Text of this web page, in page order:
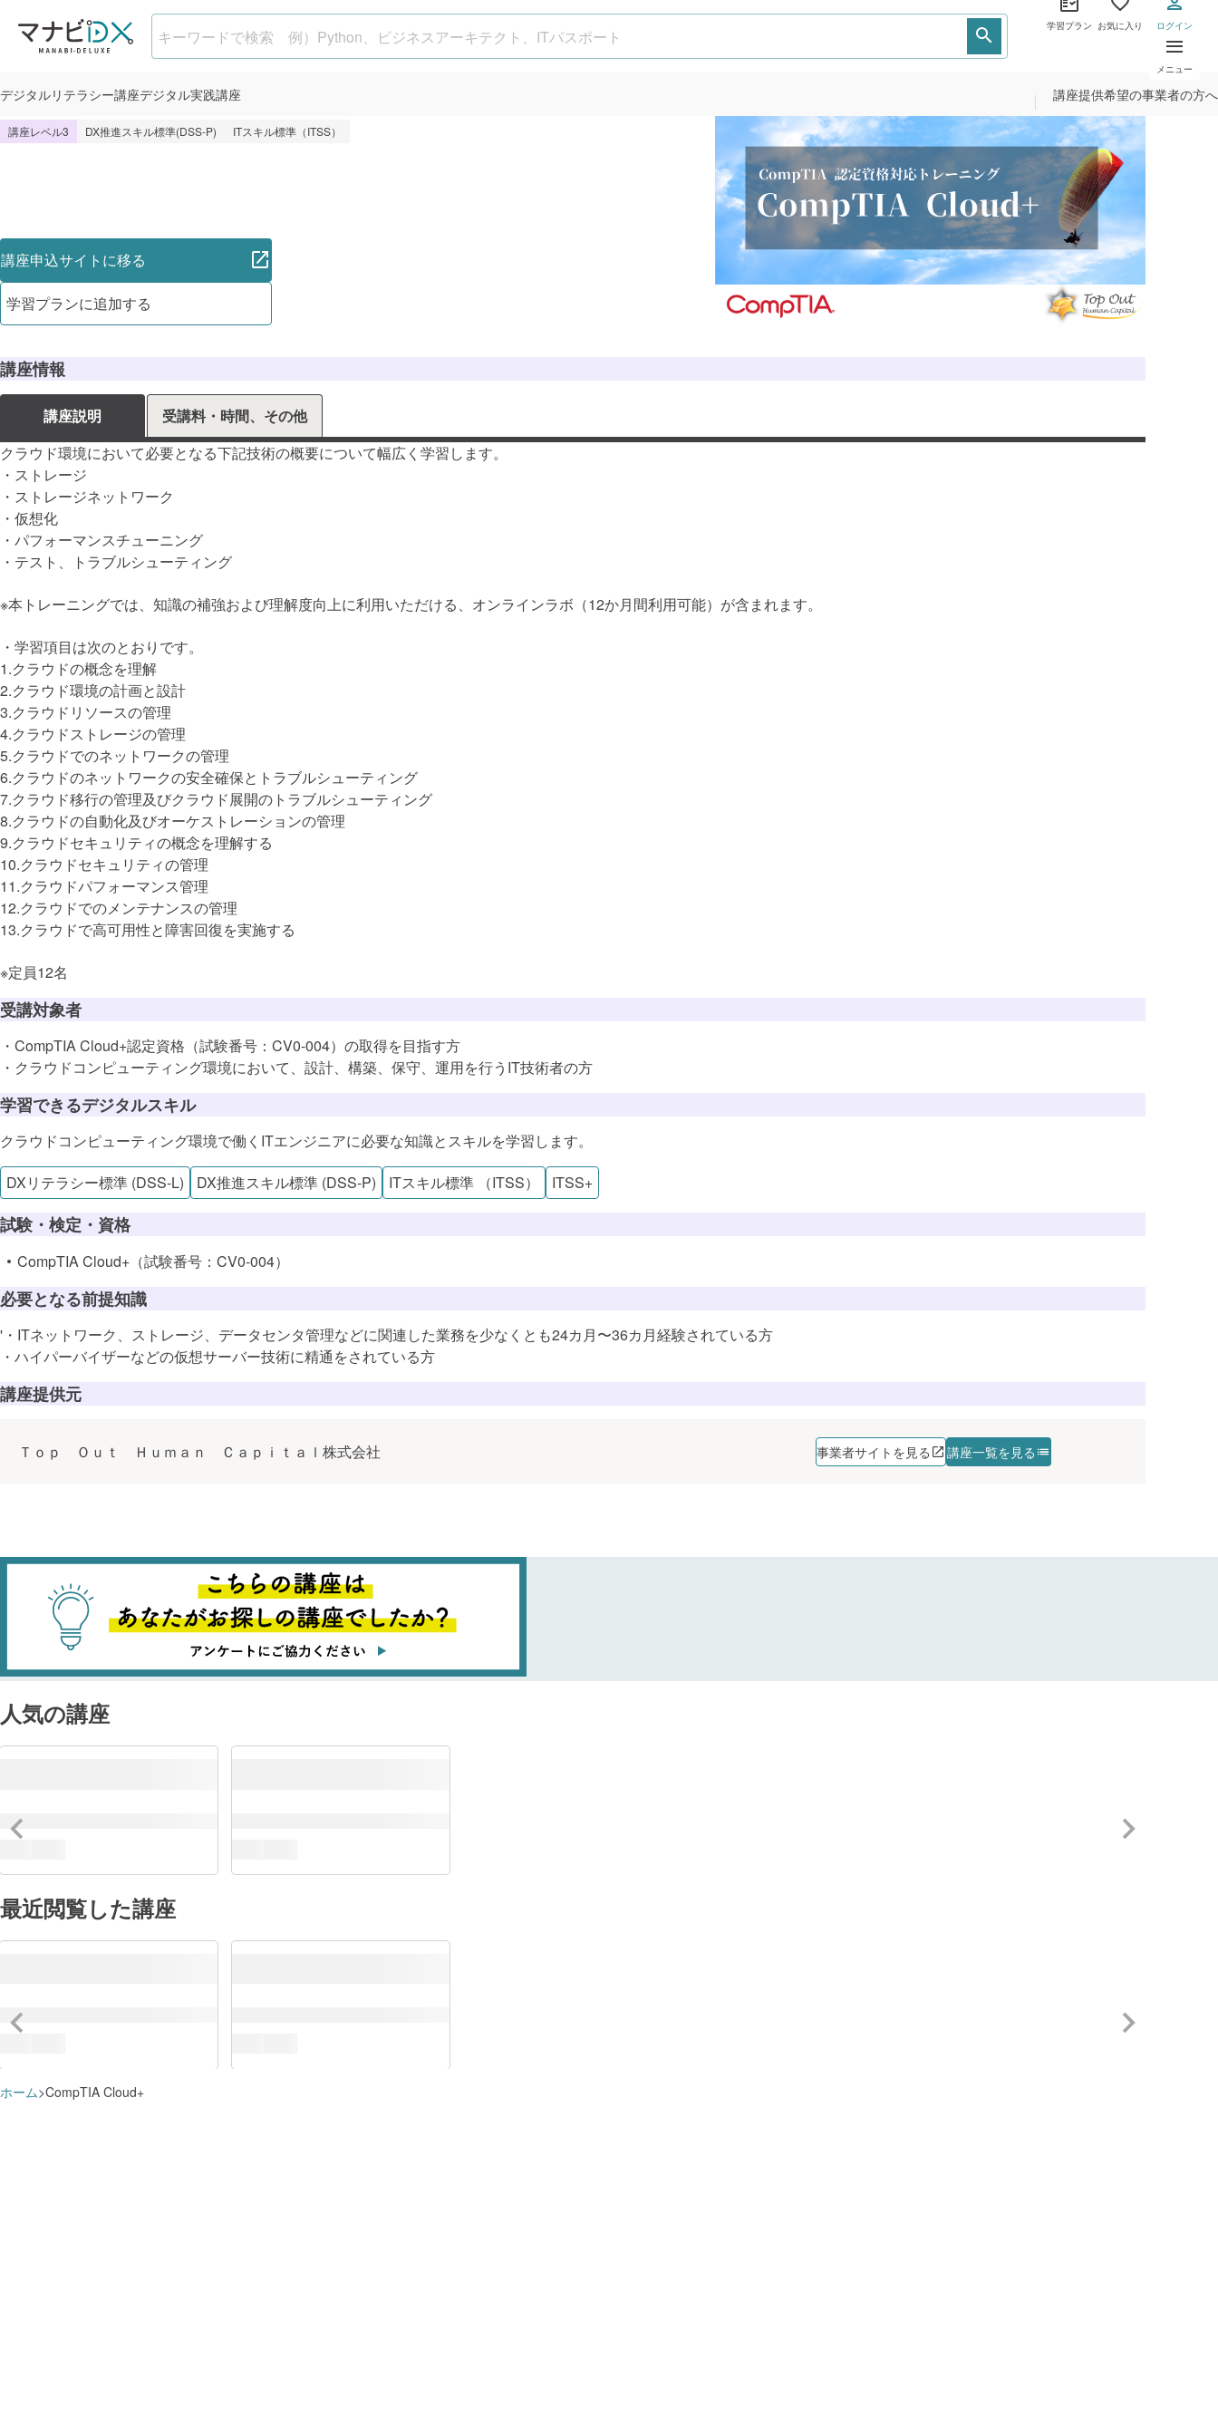
学習プラン お気に入り ログイン
メニュー
デジタルリテラシー講座デジタル実践講座 講座提供希望の事業者の方へ
CompTIA Cloud+
講座レベル3 DX推進スキル標準(DSS-P) ITスキル標準（ITSS）
講座申込サイトに移る
学習プランに追加する
講座情報
講座説明
クラウド環境において必要となる下記技術の概要について幅広く学習します。
・ストレージ
・ストレージネットワーク
・仮想化
・パフォーマンスチューニング
・テスト、トラブルシューティング
※本トレーニングでは、知識の補強および理解度向上に利用いただける、オンラインラボ（12か月間利用可能）が含まれます。
・学習項目は次のとおりです。
1.クラウドの概念を理解
2.クラウド環境の計画と設計
3.クラウドリソースの管理
4.クラウドストレージの管理
5.クラウドでのネットワークの管理
6.クラウドのネットワークの安全確保とトラブルシューティング
7.クラウド移行の管理及びクラウド展開のトラブルシューティング
8.クラウドの自動化及びオーケストレーションの管理
9.クラウドセキュリティの概念を理解する
10.クラウドセキュリティの管理
11.クラウドパフォーマンス管理
12.クラウドでのメンテナンスの管理
13.クラウドで高可用性と障害回復を実施する
※定員12名
受講料・時間、その他
受講対象者
・CompTIA Cloud+認定資格（試験番号：CV0-004）の取得を目指す方
・クラウドコンピューティング環境において、設計、構築、保守、運用を行うIT技術者の方
学習できるデジタルスキル
クラウドコンピューティング環境で働くITエンジニアに必要な知識とスキルを学習します。
DXリテラシー標準 (DSS-L)
DX推進スキル標準 (DSS-P) ITスキル標準 （ITSS） ITSS+
試験・検定・資格
CompTIA Cloud+（試験番号：CV0-004）
必要となる前提知識
'・ITネットワーク、ストレージ、データセンタ管理などに関連した業務を少なくとも24カ月〜36カ月経験されている方
・ハイパーバイザーなどの仮想サーバー技術に精通をされている方
講座提供元
Ｔｏｐ Ｏｕｔ Ｈｕｍａｎ Ｃａｐｉｔａｌ株式会社 事業者サイトを見る 講座一覧を見る
人気の講座
最近閲覧した講座
ホーム CompTIA Cloud+
この講座で学べる知識・スキル
セキュリティ
セキュア設計・開発・構築 講座を探す
これらのスキルに対応するロール